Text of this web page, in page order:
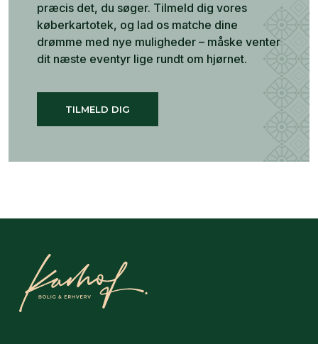
præcis det, du søger. Tilmeld dig vores
køberkartotek, og lad os matche dine
drømme med nye muligheder – måske venter
dit næste eventyr lige rundt om hjørnet.
TILMELD DIG